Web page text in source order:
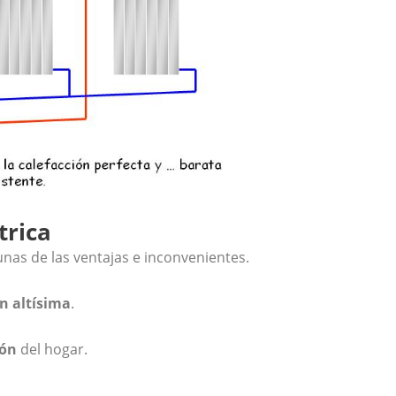
de las ventajas e inconvenientes.
altísima.
del hogar.